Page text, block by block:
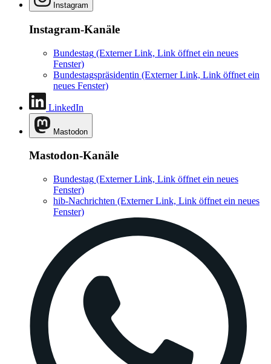
Instagram
Instagram-Kanäle
Bundestag (Externer Link, Link öffnet ein neues
Fenster)
Bundestagspräsidentin (Externer Link, Link öffnet ein
neues Fenster)
LinkedIn
Mastodon
Mastodon-Kanäle
Bundestag (Externer Link, Link öffnet ein neues
Fenster)
hib-Nachrichten (Externer Link, Link öffnet ein neues
Fenster)